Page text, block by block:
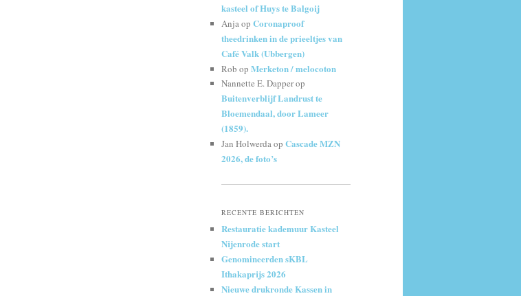
kasteel of Huys te Balgoij
Anjaop Coronaproof
theedrinken in de prieeltjes van
Café Valk (Ubbergen)
Rob op Merketon / melocoton
Nannette E. Dapperop
Buitenverblijf Landrust te
Bloemendaal, door Lameer
(1859).
Jan Holwerdaop Cascade MZN
2026, de foto’s
RECENTE BERICHTEN
Restauratie kademuur Kasteel
Nijenrode start
Genomineerden sKBL
Ithakaprijs 2026
Nieuwe drukronde Kassen in